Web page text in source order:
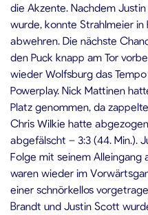
die Akzente. Nachdem
wurde, konnte Strahlmeier
abwehren. Die nächste
den Puck knapp am Tor
wieder Wolfsburg das
Powerplay. Nick Mattinen
Platz genommen, da
Chris Wilkie hatte
abgefälscht – 3:3 (44. Min.).
Folge mit seinem Alleingang
waren wieder im
einer schnörkellos
Brandt und Justin Scott